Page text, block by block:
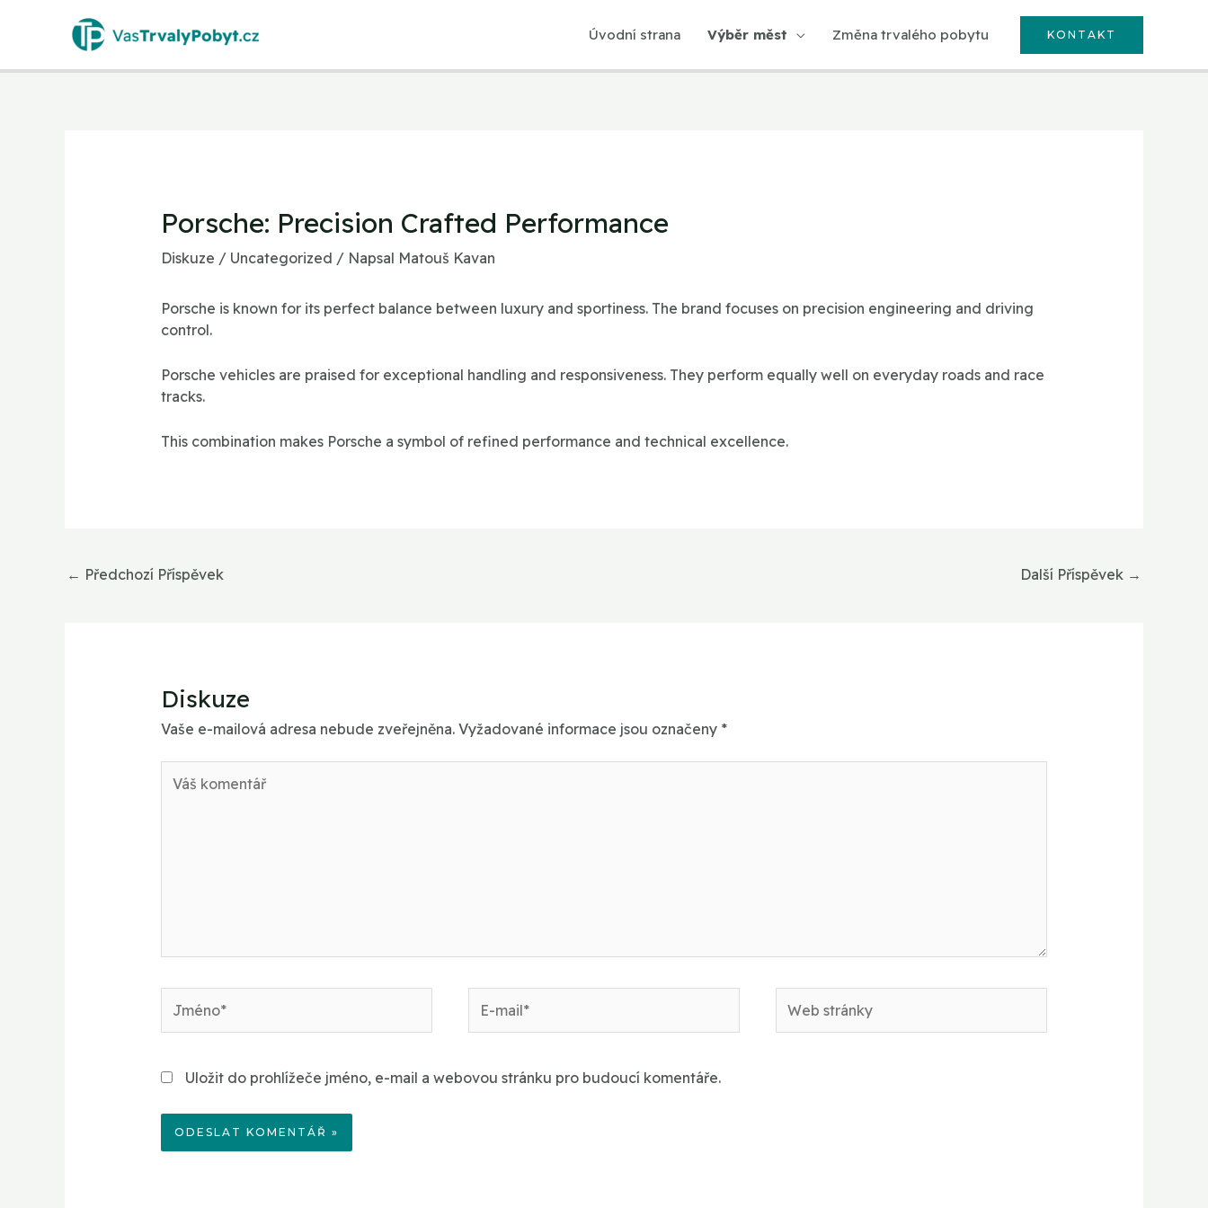
Úvodní strana Výběr měst Změna trvalého pobytu KONTAKT
Porsche: Precision Crafted Performance
Diskuze / Uncategorized / Napsal Matouš Kavan
Porsche is known for its perfect balance between luxury and sportiness. The brand focuses on precision engineering and driving
control.
Porsche vehicles are praised for exceptional handling and responsiveness. They perform equally well on everyday roads and race
tracks.
This combination makes Porsche a symbol of refined performance and technical excellence.
← Předchozí Příspěvek Další Příspěvek →
Diskuze
Vaše e-mailová adresa nebude zveřejněna. Vyžadované informace jsou označeny *
komentář
mail*
stránky
Uložit do prohlížeče jméno, e-mail a webovou stránku pro budoucí komentáře.